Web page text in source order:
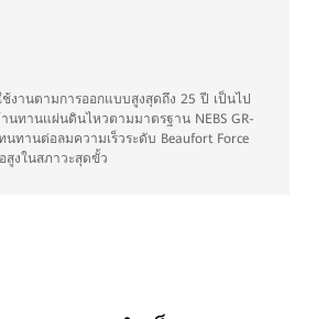
ช้งานตามการออกแบบสูงสุดถึง 25 ปี เป็นไป
ทานแผ่นดินไหวตามมาตรฐาน NEBS GR-
นทานต่อลมความเร็วระดับ Beaufort Force
สูงในสภาวะสุดขั้ว